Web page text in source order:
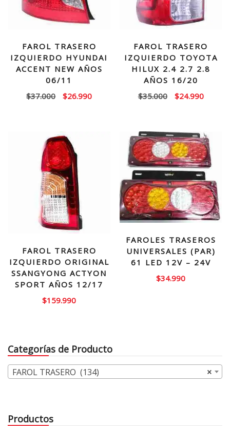
FAROL TRASERO
IZQUIERDO HYUNDAI
ACCENT NEW AÑOS
06/11
$37.000
El
era:
$37.000.
$26.990El
FAROL TRASERO
IZQUIERDO TOYOTA
HILUX 2.4 2.7 2.8
AÑOS 16/20
$35.000
El
era:
$35.000.
$24.990El
es:
FAROL TRASERO
IZQUIERDO ORIGINAL
SSANGYONG ACTYON
SPORT AÑOS 12/17
$159.990
FAROLES TRASEROS
UNIVERSALES (PAR)
61 LED 12V – 24V
$34.990
Categorías de Producto
×
FAROL TRASERO (134)
Productos